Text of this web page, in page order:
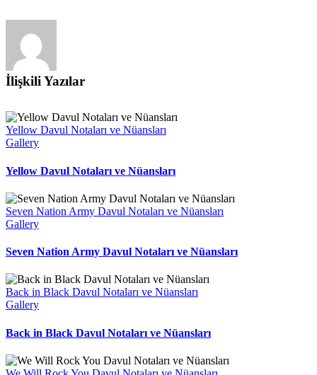
İlişkili Yazılar
Yellow Davul Notaları ve Nüansları
Gallery
Yellow Davul Notaları ve Nüansları
Seven Nation Army Davul Notaları ve Nüansları
Gallery
Seven Nation Army Davul Notaları ve Nüansları
Back in Black Davul Notaları ve Nüansları
Gallery
Back in Black Davul Notaları ve Nüansları